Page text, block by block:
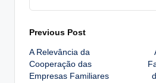
Post
navigation
Previous Post
A Relevância da
Cooperação das
Empresas Familiares